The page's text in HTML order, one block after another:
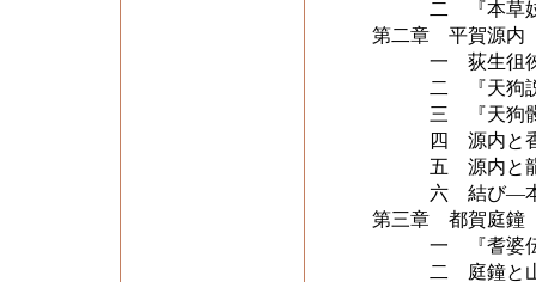
二 『本草妓要
第二章 平賀源内
一 荻生徂徠『
二 『天狗説』
三 『天狗髑髏
四 源内と香川
五 源内と龍骨
六 結び―本草
第三章 都賀庭鐘
一 『耆婆伝』
二 庭鐘と山脇